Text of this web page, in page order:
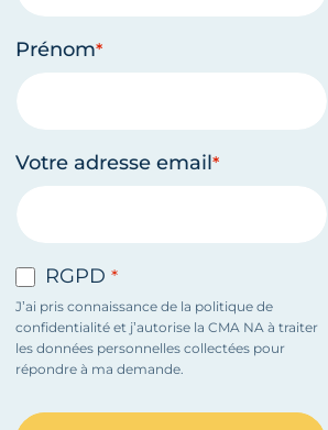
Prénom
Votre adresse email
RGPD
J’ai pris connaissance de la politique de
confidentialité et j’autorise la CMA NA à traiter
les données personnelles collectées pour
répondre à ma demande.